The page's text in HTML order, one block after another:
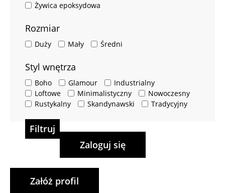
Żywica epoksydowa
Rozmiar
Duży Mały Średni
Styl wnętrza
Boho Glamour
Industrialny
Loftowe
Minimalistyczny
Nowoczesny
Rustykalny
Skandynawski Tradycyjny
Filtruj
Zaloguj się
Załóż profil